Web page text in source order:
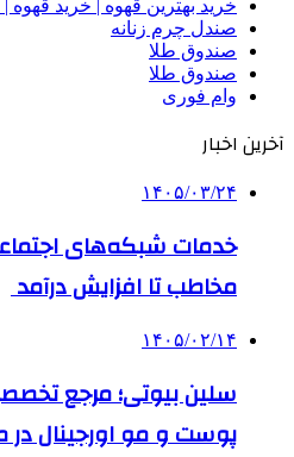
خرید بهترین قهوه | خرید قهوه
صندل چرم زنانه
صندوق طلا
صندوق طلا
وام فوری
آخرین اخبار
۱۴۰۵/۰۳/۲۴
مخاطب تا افزایش درآمد
۱۴۰۵/۰۲/۱۴
سلین بیوتی؛ مرجع
پوست و مو اورجینال